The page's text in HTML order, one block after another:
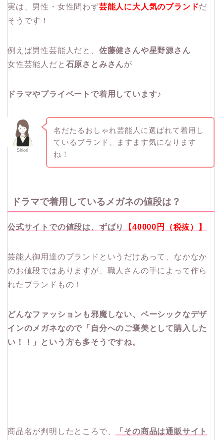
実は、男性・女性問わず芸能人に大人気のブランドだ
そうです！
例えば男性芸能人だと、 佐藤健さんや星野源さん
女性芸能人だと 石原さとみさんが
ドラマやプライベートで着用しています♪
Shiori
名だたるおしゃれ芸能人に選ばれて着用し
ているブランド、ますます気になります
ね！
ドラマで着用しているメガネの値段は？
公式サイトでの値段は、ずばり 【40000円（税抜）】
芸能人御用達のブランドというだけあって、なかなか
のお値段ではありますが、職人さんの手によって作ら
れたブランドもの！
どんなファッションも邪魔しない、ベーシックなデザ
インのメガネなので「自分へのご褒美として購入した
い！！」という方も多そうですね。
商品名が判明したところで、
「その商品は通販サイト